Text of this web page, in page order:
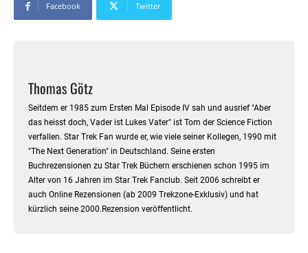
Facebook Twitter
Thomas Götz
Seitdem er 1985 zum Ersten Mal Episode IV sah und ausrief "Aber
das heisst doch, Vader ist Lukes Vater" ist Tom der Science Fiction
verfallen. Star Trek Fan wurde er, wie viele seiner Kollegen, 1990 mit
"The Next Generation" in Deutschland. Seine ersten
Buchrezensionen zu Star Trek Büchern erschienen schon 1995 im
Alter von 16 Jahren im Star Trek Fanclub. Seit 2006 schreibt er
auch Online Rezensionen (ab 2009 Trekzone-Exklusiv) und hat
kürzlich seine 2000.Rezension veröffentlicht.